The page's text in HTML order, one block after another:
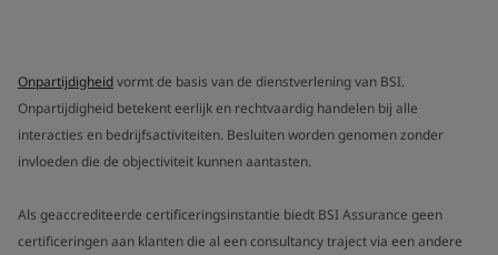
Onpartijdigheidvormt de basis van de dienstverlening van BSI.
Onpartijdigheid betekent eerlijk en rechtvaardig handelen bij alle
interacties en bedrijfsactiviteiten. Besluiten worden genomen zonder
invloeden die de objectiviteit kunnen aantasten.
Als geaccrediteerde certificeringsinstantie biedt BSI Assurance geen
certificeringen aan klanten die al een consultancy traject via een andere